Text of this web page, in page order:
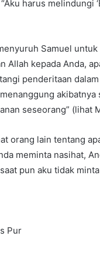
harus melindungi
Samuel
Allah kepada Anda,
penderitaan
seseorang” (lihat
orang lain tentang
meminta nasihat,
pun aku tidak
Pur